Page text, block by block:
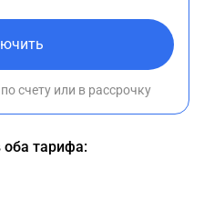
счету или в рассрочку
оба тарифа: